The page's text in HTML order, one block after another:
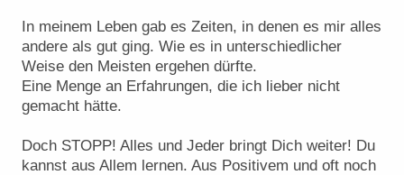
In meinem Leben gab es Zeiten, in denen es mir alles
andere als gut ging. Wie es in unterschiedlicher
Weise den Meisten ergehen dürfte.
Eine Menge an Erfahrungen, die ich lieber nicht
gemacht hätte.
Doch STOPP! Alles und Jeder bringt Dich weiter! Du
kannst aus Allem lernen. Aus Positivem und oft noch